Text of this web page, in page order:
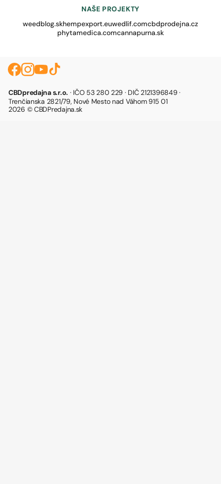
NAŠE PROJEKTY
weedblog.skhempexport.euwedlif.comcbdprodejna.cz
phytamedica.comcannapurna.sk
CBDpredajna s.r.o. · IČO 53 280 229 · DIČ 2121396849 ·
Trenčianska 2821/79, Nové Mesto nad Váhom 915 01
2026 © CBDPredajna.sk